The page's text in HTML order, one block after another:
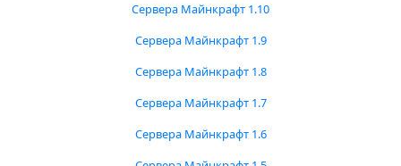
Сервера Майнкрафт 1.10
Сервера Майнкрафт 1.9
Сервера Майнкрафт 1.8
Сервера Майнкрафт 1.7
Сервера Майнкрафт 1.6